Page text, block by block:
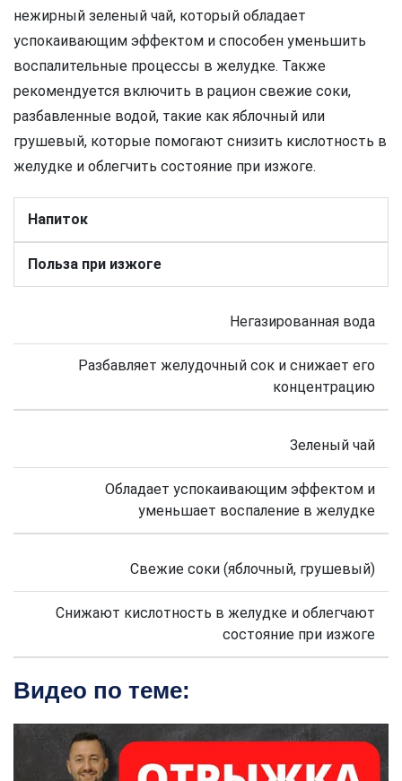
нежирный зеленый чай, который обладает
успокаивающим эффектом и способен уменьшить
воспалительные процессы в желудке. Также
рекомендуется включить в рацион свежие соки,
разбавленные водой, такие как яблочный или
грушевый, которые помогают снизить кислотность в
желудке и облегчить состояние при изжоге.
Напиток
Польза при изжоге
Негазированная вода
Разбавляет желудочный сок и снижает его
концентрацию
Зеленый чай
Обладает успокаивающим эффектом и
уменьшает воспаление в желудке
Свежие соки (яблочный, грушевый)
Снижают кислотность в желудке и облегчают
состояние при изжоге
Видео по теме: